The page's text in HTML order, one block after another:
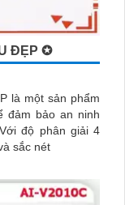
ĐẸP ✪
là một sản phẩm
đảm bảo an ninh
sắc nét